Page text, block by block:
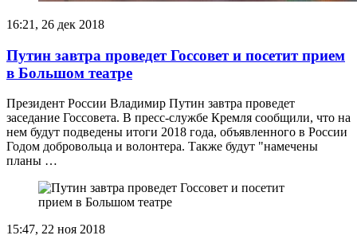
16:21, 26 дек 2018
Путин завтра проведет Госсовет и посетит прием
в Большом театре
Президент России Владимир Путин завтра проведет
заседание Госсовета. В пресс-службе Кремля сообщили, что на
нем будут подведены итоги 2018 года, объявленного в России
Годом добровольца и волонтера. Также будут "намечены
планы …
15:47, 22 ноя 2018